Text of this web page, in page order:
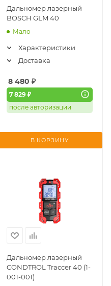
Дальномер лазерный
BOSCH GLM 40
Мало
Характеристики
Доставка
8 480 ₽
7 829 ₽
после авторизации
В КОРЗИНУ
Дальномер лазерный
CONDTROL Traccer 40 (1-
001-001)